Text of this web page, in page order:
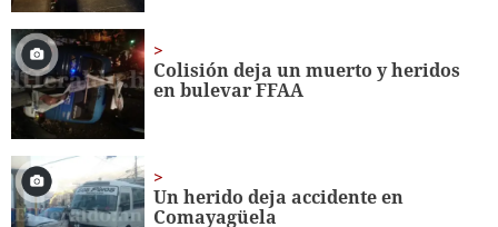
Colisión deja un muerto y heridos
en bulevar FFAA
Un herido deja accidente en
Comayagüela